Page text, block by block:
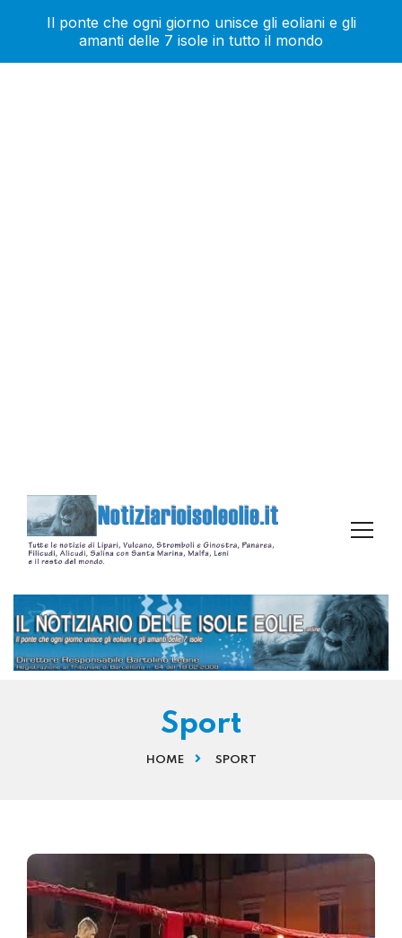
Il ponte che ogni giorno unisce gli eoliani e gli
amanti delle 7 isole in tutto il mondo
Sport
HOME SPORT